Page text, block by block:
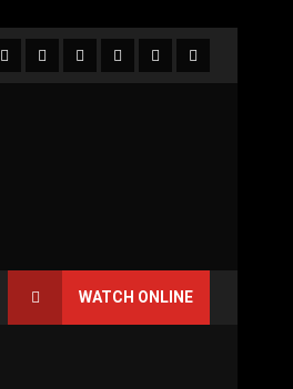
Facebook
TwitterLinkedin
VK YoutubeInstagram
WATCH ONLINE